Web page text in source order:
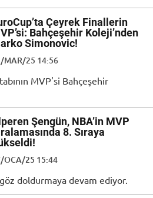
Çeyrek Finallerin
Bahçeşehir Koleji’nden
Simonovic!
MAR/25 14:56
MVP'si Bahçeşehir
Şengün, NBA’in MVP
8. Sıraya
OCA/25 15:44
doldurmaya devam ediyor.